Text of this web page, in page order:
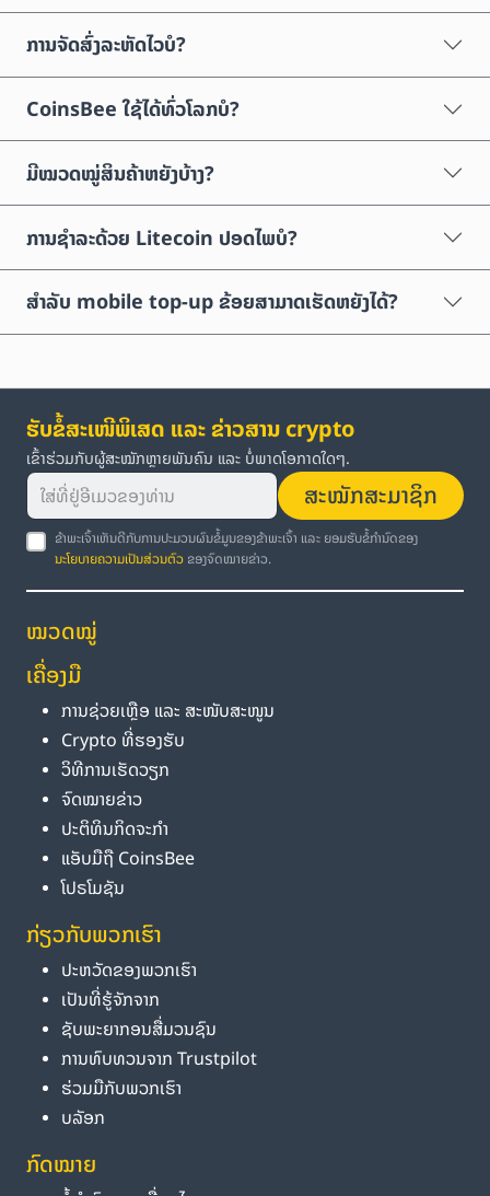
ການຈັດສົ່ງລະຫັດໄວບໍ?
CoinsBee ໃຊ້ໄດ້ທົ່ວໂລກບໍ?
ມີໝວດໝູ່ສິນຄ້າຫຍັງບ້າງ?
ການຊຳລະດ້ວຍ Litecoin ປອດໄພບໍ?
ສຳລັບ mobile top-up ຂ້ອຍສາມາດເຮັດຫຍັງໄດ້?
ຮັບຂໍ້ສະເໜີພິເສດ ແລະ ຂ່າວສານ crypto
ເຂົ້າຮ່ວມກັບຜູ້ສະໝັກຫຼາຍພັນຄົນ ແລະ ບໍ່ພາດໂອກາດໃດໆ.
ສະໝັກສະມາຊິກ
ຂ້າພະເຈົ້າເຫັນດີກັບການປະມວນຜົນຂໍ້ມູນຂອງຂ້າພະເຈົ້າ ແລະ ຍອມຮັບຂໍ້ກຳນົດຂອງ
ນະໂຍບາຍຄວາມເປັນສ່ວນຕົວ ຂອງຈົດໝາຍຂ່າວ.
ໝວດໝູ່
ເຄື່ອງມື
ການຊ່ວຍເຫຼືອ ແລະ ສະໜັບສະໜູນ
Crypto ທີ່ຮອງຮັບ
ວິທີການເຮັດວຽກ
ຈົດໝາຍຂ່າວ
ປະຕິທິນກິດຈະກຳ
ແອັບມືຖື CoinsBee
ໂປຣໂມຊັນ
ກ່ຽວກັບພວກເຮົາ
ປະຫວັດຂອງພວກເຮົາ
ເປັນທີ່ຮູ້ຈັກຈາກ
ຊັບພະຍາກອນສື່ມວນຊົນ
ການທົບທວນຈາກ Trustpilot
ຮ່ວມມືກັບພວກເຮົາ
ບລັອກ
ກົດໝາຍ